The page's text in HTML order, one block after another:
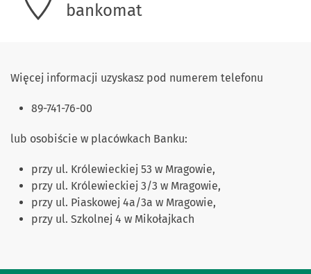
bankomat
Więcej informacji uzyskasz pod numerem telefonu
89-741-76-00
lub osobiście w placówkach Banku:
przy ul. Królewieckiej 53 w Mragowie,
przy ul. Królewieckiej 3/3 w Mragowie,
przy ul. Piaskowej 4a/3a w Mragowie,
przy ul. Szkolnej 4 w Mikołajkach